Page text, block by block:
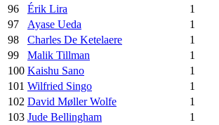
96
Érik Lira
1
97
Ayase Ueda
1
98
Charles De Ketelaere
1
99
Malik Tillman
1
100 Kaishu Sano
1
101 Wilfried Singo
1
102 David Møller Wolfe
1
103 Jude Bellingham
1